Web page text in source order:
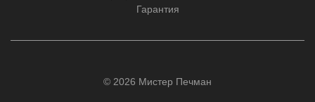
Гарантия
© 2026 Мистер Печман